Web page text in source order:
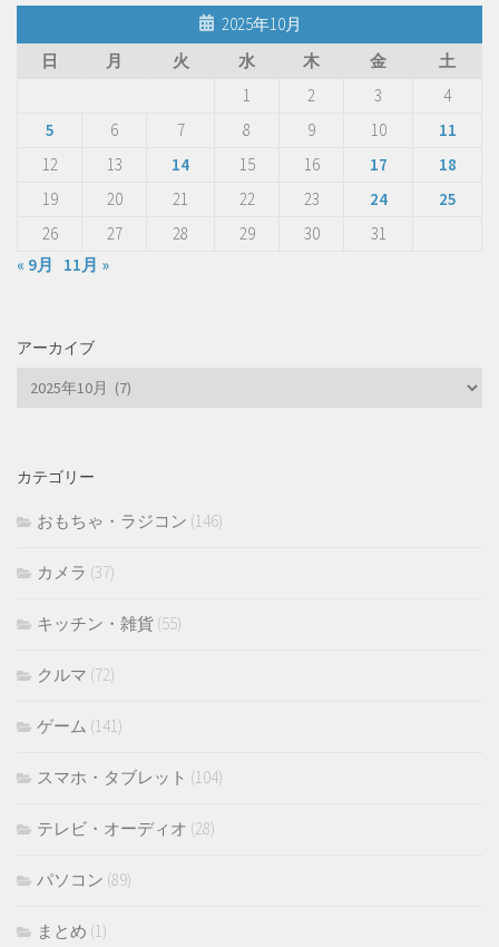
2025年10月
日
月 火 水 木 金
土
1
2 3
4
5
6 7 8 9 10
11
12
13 14 15 16 17
18
19
20 21 22 23 24
25
26
27 28 29 30
31
« 9月
11月 »
アーカイブ
ア
ブ
カテゴリー
おもちゃ・ラジコン (146)
カメラ (37)
キッチン・雑貨 (55)
クルマ (72)
ゲーム (141)
スマホ・タブレット (104)
テレビ・オーディオ (28)
パソコン (89)
まとめ (1)